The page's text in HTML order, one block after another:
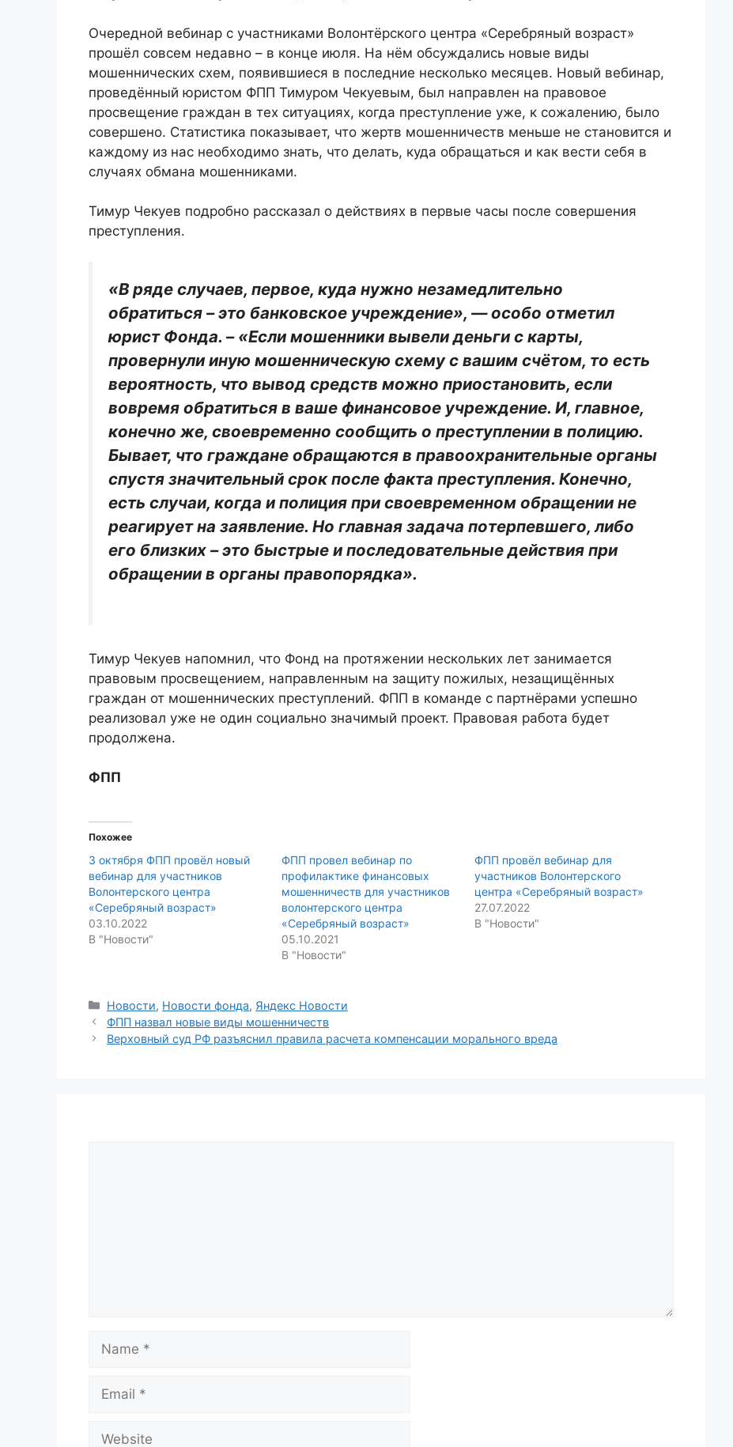
Очередной вебинар с участниками Волонтёрского центра «Серебряный возраст»
прошёл совсем недавно – в конце июля. На нём обсуждались новые виды
мошеннических схем, появившиеся в последние несколько месяцев. Новый вебинар,
проведённый юристом ФПП Тимуром Чекуевым, был направлен на правовое
просвещение граждан в тех ситуациях, когда преступление уже, к сожалению, было
совершено. Статистика показывает, что жертв мошенничеств меньше не становится и
каждому из нас необходимо знать, что делать, куда обращаться и как вести себя в
случаях обмана мошенниками.
Тимур Чекуев подробно рассказал о действиях в первые часы после совершения
преступления.
«В ряде случаев, первое, куда нужно незамедлительно
обратиться – это банковское учреждение», — особо отметил
юрист Фонда. – «Если мошенники вывели деньги с карты,
провернули иную мошенническую схему с вашим счётом, то есть
вероятность, что вывод средств можно приостановить, если
вовремя обратиться в ваше финансовое учреждение. И, главное,
конечно же, своевременно сообщить о преступлении в полицию.
Бывает, что граждане обращаются в правоохранительные органы
спустя значительный срок после факта преступления. Конечно,
есть случаи, когда и полиция при своевременном обращении не
реагирует на заявление. Но главная задача потерпевшего, либо
его близких – это быстрые и последовательные действия при
обращении в органы правопорядка».
Тимур Чекуев напомнил, что Фонд на протяжении нескольких лет занимается
правовым просвещением, направленным на защиту пожилых, незащищённых
граждан от мошеннических преступлений. ФПП в команде с партнёрами успешно
реализовал уже не один социально значимый проект. Правовая работа будет
продолжена.
ФПП
Похожее
3 октября ФПП провёл новый
вебинар для участников
Волонтерского центра
«Серебряный возраст»
03.10.2022
В "Новости"
ФПП провел вебинар по
профилактике финансовых
мошенничеств для участников
волонтерского центра
«Серебряный возраст»
05.10.2021
В "Новости"
ФПП провёл вебинар для
участников Волонтерского
центра «Серебряный возраст»
27.07.2022
В "Новости"
Categories
Новости, Новости фонда, Яндекс Новости
ФПП назвал новые виды мошенничеств
Верховный суд РФ разъяснил правила расчета компенсации морального вреда